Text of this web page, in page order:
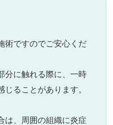
術ですのでご安心くだ
分に触れる際に、一時
ることがあります。
は、周囲の組織に炎症